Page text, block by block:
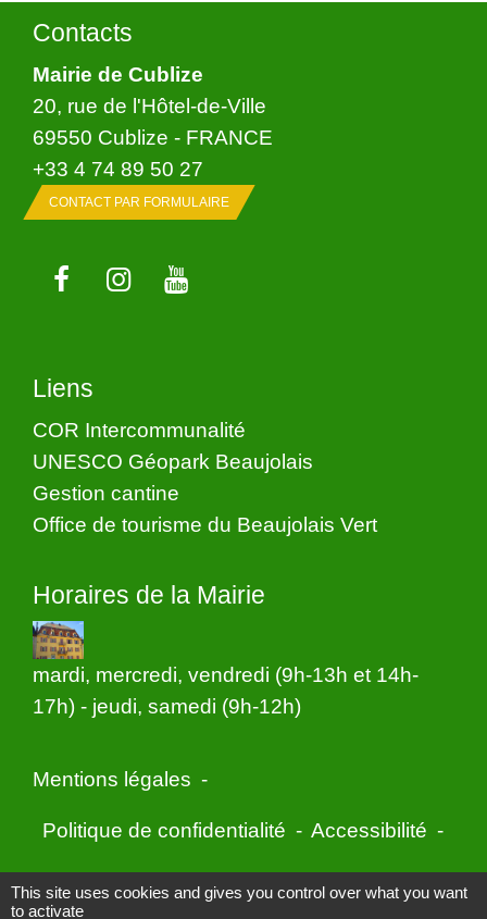
Contacts
Mairie de Cublize
20, rue de l'Hôtel-de-Ville
69550 Cublize - FRANCE
+33 4 74 89 50 27
CONTACT PAR FORMULAIRE
Liens
COR Intercommunalité
UNESCO Géopark Beaujolais
Gestion cantine
Office de tourisme du Beaujolais Vert
Horaires de la Mairie
mardi, mercredi, vendredi (9h-13h et 14h-
17h) - jeudi, samedi (9h-12h)
Mentions légales -
Politique de confidentialité - Accessibilité -
Application mobile Localiti - Plan du site -
This site uses cookies and gives you control over what you want
to activate